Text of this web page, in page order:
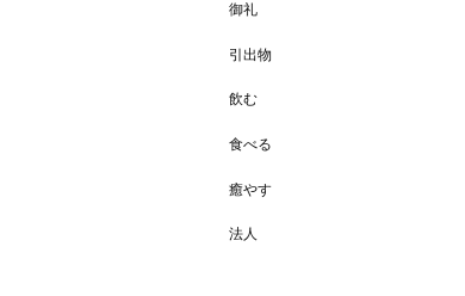
御礼
引出物
飲む
食べる
癒やす
法人